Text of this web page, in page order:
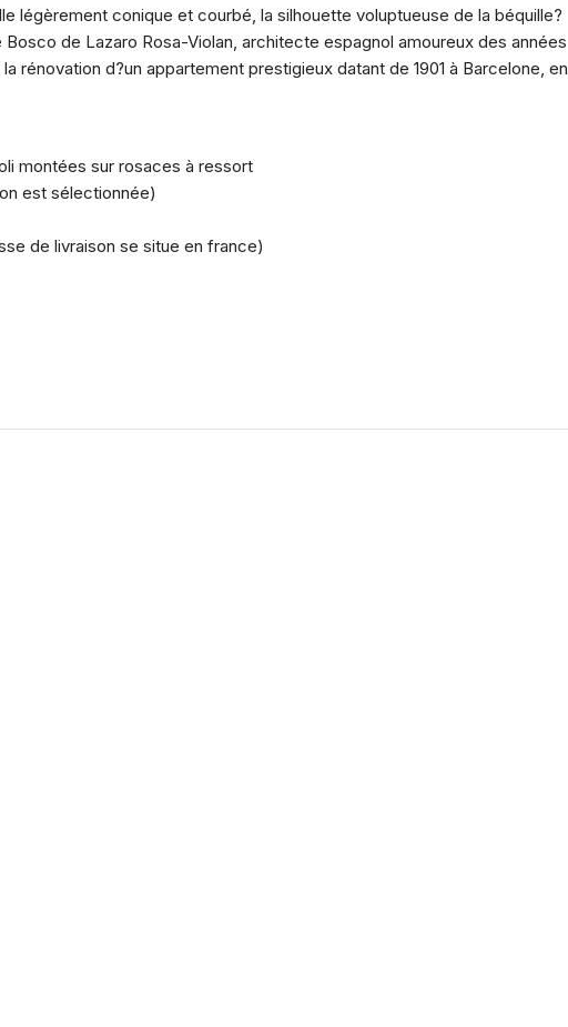
légèrement conique et courbé, la silhouette voluptueuse de la béquille?
de Lazaro Rosa-Violan, architecte espagnol amoureux des années
rénovation d?un appartement prestigieux datant de 1901 à Barcelone, en
montées sur rosaces à ressort
est sélectionnée)
de livraison se situe en france)